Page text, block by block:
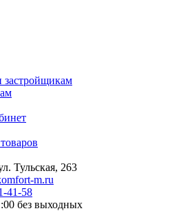
застройщикам
Тульская, 263
m.ru
41-58
без выходных